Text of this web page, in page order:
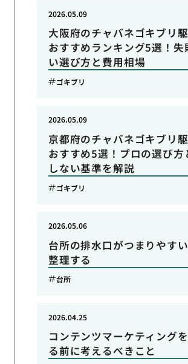
大阪府のチャバネゴキブリ
おすすめランキング5選！失
い選び方と費用相場
2026.05.09
ゴキブリ
京都府のチャバネゴキブリ
おすすめ5選！プロの選び方
しない基準を解説
2026.05.09
ゴキブリ
台所の排水口がつまりやす
整理する
2026.05.06
台所
コンテンツマーケティング
る前に考えるべきこと
2026.04.25